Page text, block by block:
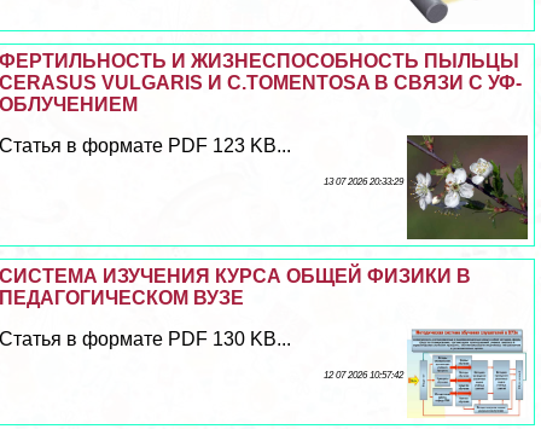
ФЕРТИЛЬНОСТЬ И ЖИЗНЕСПОСОБНОСТЬ ПЫЛЬЦЫ
CERASUS VULGARIS И C.TOMENTOSA В СВЯЗИ С УФ-
ОБЛУЧЕНИЕМ
Статья в формате PDF 123 KB...
13 07 2026 20:33:29
СИСТЕМА ИЗУЧЕНИЯ КУРСА ОБЩЕЙ ФИЗИКИ В
ПЕДАГОГИЧЕСКОМ ВУЗЕ
Статья в формате PDF 130 KB...
12 07 2026 10:57:42